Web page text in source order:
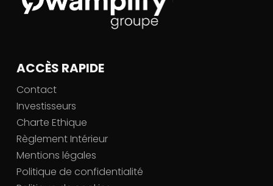
ACCÈS RAPIDE
Contact
Investisseurs
Charte Ethique
Règlement Intérieur
Mentions légales
Politique de confidentialité